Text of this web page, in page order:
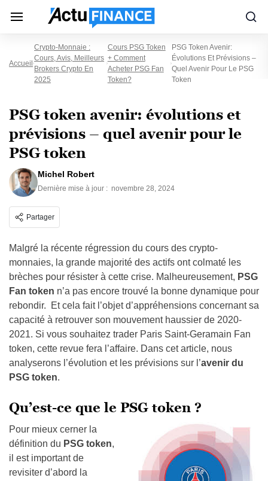
Accueil
Crypto-Monnaie :
Cours, Avis, Meilleurs
Brokers Crypto En
2025
Cours PSG Token
+ Comment
Acheter PSG Fan
Token?
PSG Token Avenir:
Évolutions Et Prévisions –
Quel Avenir Pour Le PSG
Token
PSG token avenir: évolutions et
prévisions – quel avenir pour le
PSG token
Michel Robert
Dernière mise à jour : novembre 28, 2024
Partager
Malgré la récente régression du cours des crypto-
monnaies, la grande majorité des actifs ont colmaté les
brèches pour résister à cette crise. Malheureusement, PSG
Fan token n’a pas encore trouvé la bonne dynamique pour
rebondir. Et cela fait l’objet d’appréhensions concernant sa
capacité à retrouver son mouvement haussier de 2020-
2021. Si vous souhaitez trader Paris Saint-Geramain Fan
token, cette revue fera l’affaire. Dans cet article, nous
analyserons l’évolution et les prévisions sur l’avenir du
PSG token.
Qu’est-ce que le PSG token ?
Pour mieux cerner la
définition du PSG token,
il est important de
revisiter d’abord la